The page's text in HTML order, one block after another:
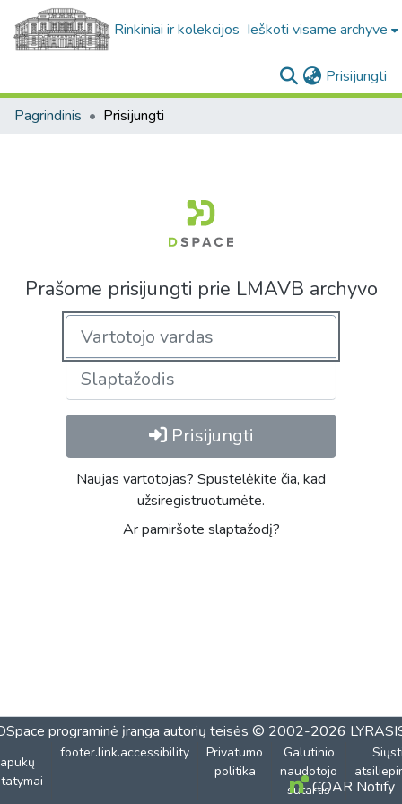
Rinkiniai ir kolekcijos Ieškoti visame archyve
Prisijungti
Pagrindinis Prisijungti
Prašome prisijungti prie LMAVB archyvo
Prisijungti
Naujas vartotojas? Spustelėkite čia, kad
užsiregistruotumėte.
Ar pamiršote slaptažodį?
programinė įranga autorių teisės © 2002-2026
footer.link.accessibility
Privatumo
politika
Galutinio
naudotojo
sutartisCOAR Notify